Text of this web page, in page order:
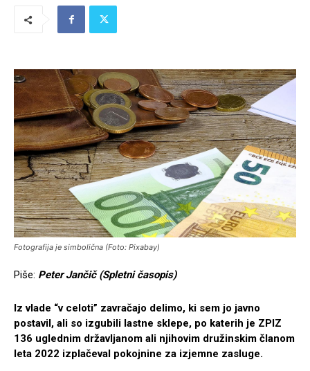
Fotografija je simbolična (Foto: Pixabay)
Piše: Peter Jančič (Spletni časopis)
Iz vlade “v celoti” zavračajo delimo, ki sem jo javno
postavil, ali so izgubili lastne sklepe, po katerih je ZPIZ
136 uglednim državljanom ali njihovim družinskim članom
leta 2022 izplačeval pokojnine za izjemne zasluge.